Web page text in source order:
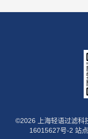
©2026 上海轻语过滤科
16015627号-2 站